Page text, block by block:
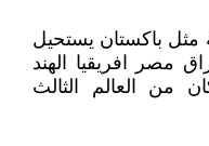
مثل باكستان يستحيل
مصر افريقيا الهند
من العالم الثالث